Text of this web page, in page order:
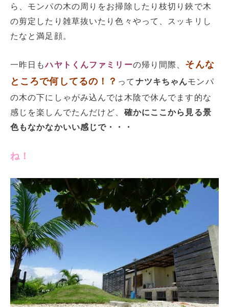
ら、モンパの木の周りをお掃除したり枝切り鋏で木
の剪定したり雑草抜いたり色々やって、スッキリし
たなと満足顔。
一昨日もハヤトくんファミリーの帰り間際、 そんな
ところで何してるの！？ って ナツキちゃんモンパ
の木の下にしゃがみ込んでは木陰で休んでます的な
感じを楽しんでたんだけど、 確かにここから見る景
色もなかなかいい感じで・・・
ね！